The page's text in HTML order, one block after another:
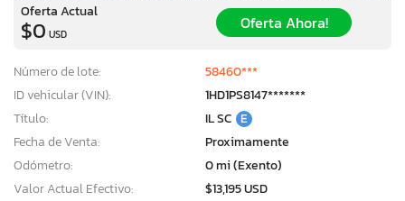
Oferta Actual
$0 USD
Oferta Ahora!
Número de lote:
58460***
ID vehicular (VIN):
1HD1PS8147*******
Título:
IL SC E
Fecha de Venta:
Proximamente
Odómetro:
0 mi (Exento)
Valor Actual Efectivo:
$13,195 USD